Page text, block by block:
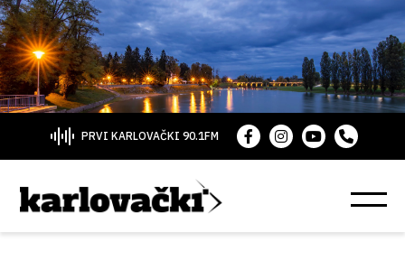
PRVI KARLOVAČKI 90.1FM